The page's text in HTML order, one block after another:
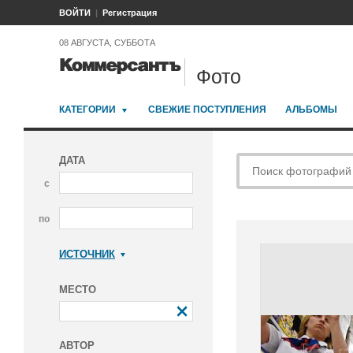
ВОЙТИ Регистрация
08 АВГУСТА, СУББОТА
Фото
КАТЕГОРИИ СВЕЖИЕ ПОСТУПЛЕНИЯ АЛЬБОМЫ
ДАТА
с
по
ИСТОЧНИК
МЕСТО
АВТОР